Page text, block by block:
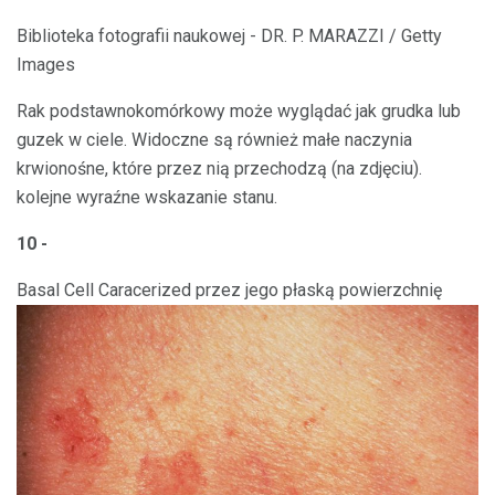
Biblioteka fotografii naukowej - DR. P. MARAZZI / Getty
Images
Rak podstawnokomórkowy może wyglądać jak grudka lub
guzek w ciele. Widoczne są również małe naczynia
krwionośne, które przez nią przechodzą (na zdjęciu).
kolejne wyraźne wskazanie stanu.
10 -
Basal Cell Caracerized przez jego płaską powierzchnię